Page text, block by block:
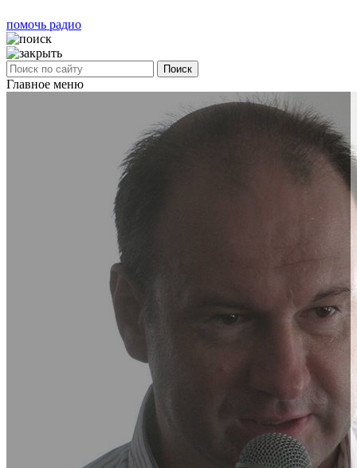
помочь радио
Поиск
Главное меню